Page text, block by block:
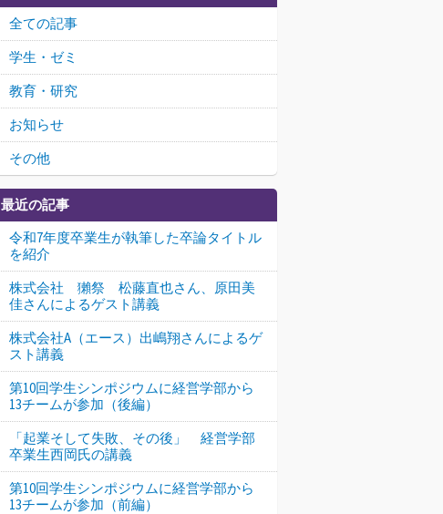
全ての記事
学生・ゼミ
教育・研究
お知らせ
その他
最近の記事
令和7年度卒業生が執筆した卒論タイトル
を紹介
株式会社 獺祭 松藤直也さん、原田美
佳さんによるゲスト講義
株式会社A（エース）出嶋翔さんによるゲ
スト講義
第10回学生シンポジウムに経営学部から
13チームが参加（後編）
「起業そして失敗、その後」 経営学部
卒業生西岡氏の講義
第10回学生シンポジウムに経営学部から
13チームが参加（前編）